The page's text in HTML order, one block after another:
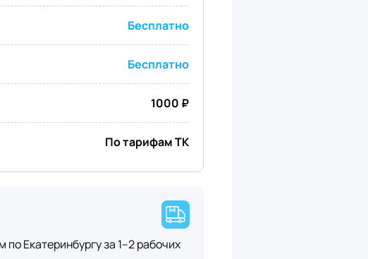
Бесплатно
Бесплатно
1000 ₽
По тарифам ТК
Екатеринбургу за 1–2 рабочих